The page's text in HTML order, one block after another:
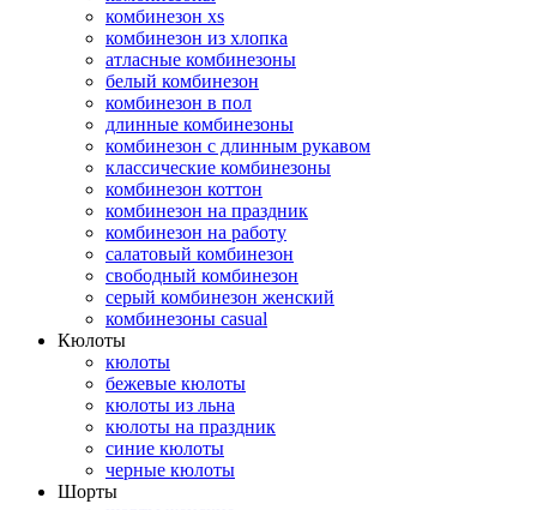
комбинезон xs
комбинезон из хлопка
атласные комбинезоны
белый комбинезон
комбинезон в пол
длинные комбинезоны
комбинезон с длинным рукавом
классические комбинезоны
комбинезон коттон
комбинезон на праздник
комбинезон на работу
салатовый комбинезон
свободный комбинезон
серый комбинезон женский
комбинезоны casual
Кюлоты
кюлоты
бежевые кюлоты
кюлоты из льна
кюлоты на праздник
синие кюлоты
черные кюлоты
Шорты